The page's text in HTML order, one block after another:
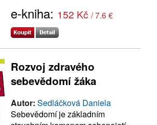
e-kniha: 152 Kč / 7.6 €
Rozvoj zdravého
sebevědomí žáka
Autor: Sedláčková Daniela
Sebevědomí je základním